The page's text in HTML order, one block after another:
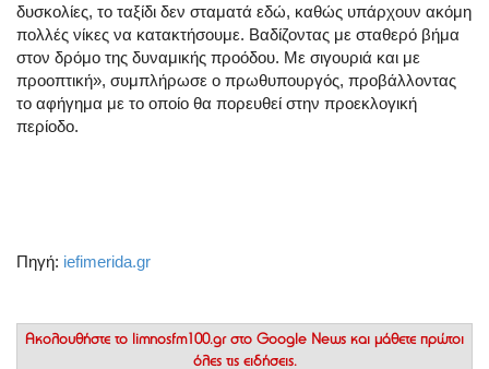
δυσκολίες, το ταξίδι δεν σταματά εδώ, καθώς υπάρχουν ακόμη
πολλές νίκες να κατακτήσουμε. Βαδίζοντας με σταθερό βήμα
στον δρόμο της δυναμικής προόδου. Με σιγουριά και με
προοπτική», συμπλήρωσε ο πρωθυπουργός, προβάλλοντας
το αφήγημα με το οποίο θα πορευθεί στην προεκλογική
περίοδο.
Πηγή: iefimerida.gr
Ακολουθήστε το limnosfm100.gr στο Google News και μάθετε πρώτοι
όλες τις ειδήσεις.